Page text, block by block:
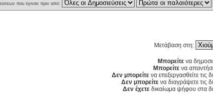
που έγιναν πριν από:
Μετάβαση στη:
Μπορείτε να
Μπορείτε να
Δεν μπορείτε να επεξεργασθείτε
Δεν μπορείτε να διαγράψετε τις
Δεν έχετε δικαίωμα ψήφου στα